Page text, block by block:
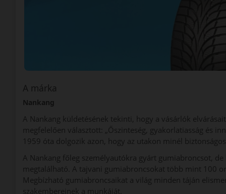
A márka
Nankang
A Nankang küldetésének tekinti, hogy a vásárlók
megfelelően választott: „Őszinteség, gyakorlatiasság és
1959 óta dolgozik azon, hogy az utakon minél
A Nankang főleg személyautókra gyárt gumiabroncsot,
megtalálható. A tajvani gumiabroncsokat több mint 100
Megbízható gumiabroncsaikat a világ minden táján
szakembereinek a munkáját.